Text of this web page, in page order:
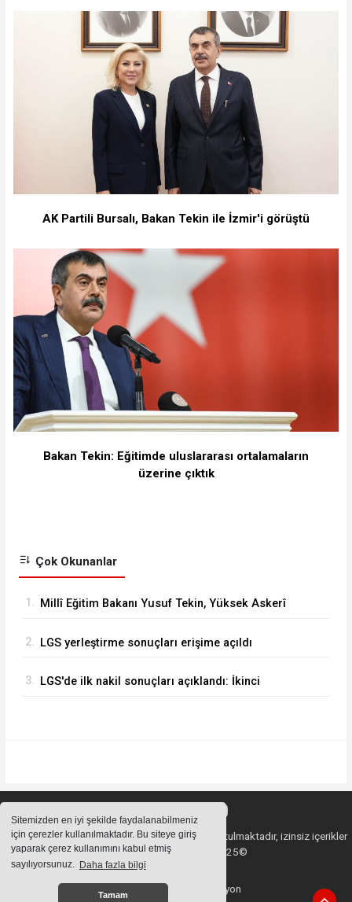
Sitemizden en iyi şekilde faydalanabilmeniz
için çerezler kullanılmaktadır. Bu siteye giriş
yaparak çerez kullanımını kabul etmiş
sayılıyorsunuz. Daha fazla bilgi
Tamam
AK Partili Bursalı, Bakan Tekin ile İzmir'i görüştü
Bakan Tekin: Eğitimde uluslararası ortalamaların
üzerine çıktık
Çok Okunanlar
1. Millî Eğitim Bakanı Yusuf Tekin, Yüksek Askerî
2. LGS yerleştirme sonuçları erişime açıldı
3. LGS'de ilk nakil sonuçları açıklandı: İkinci
Sitemizde bulunan içeriklerin tüm hakları saklı tutulmaktadır, izinsiz içerikler
kullanılamaz. Copyright 2025©
Haber Yazılımı:
Web Aksiyon